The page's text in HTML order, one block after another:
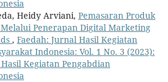
Heidy Arviani, Pemasaran Produk
Penerapan Digital Marketing
, Faedah: Jurnal Hasil Kegiatan
Indonesia: Vol. 1 No. 3 (2023):
Kegiatan Pengabdian